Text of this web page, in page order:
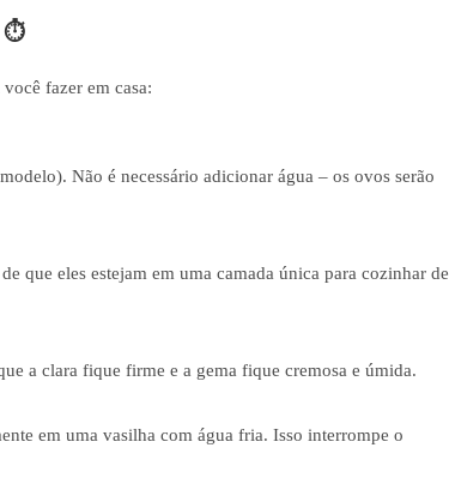
fazer em casa:
Não é necessário adicionar água – os ovos serão
que eles estejam em uma camada única para cozinhar de
a clara fique firme e a gema fique cremosa e úmida.
em uma vasilha com água fria. Isso interrompe o